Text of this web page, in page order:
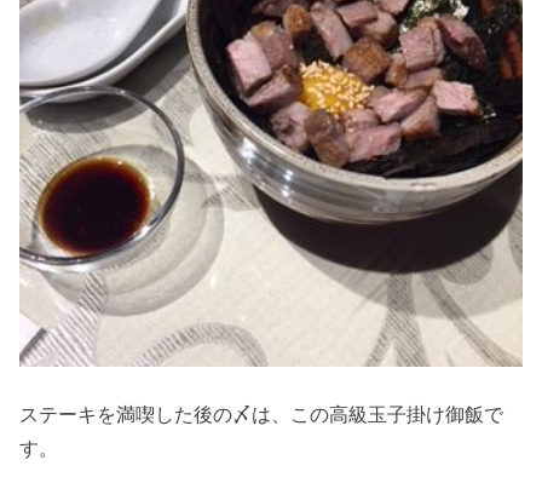
ステーキを満喫した後の〆は、この高級玉子掛け御飯で
す。